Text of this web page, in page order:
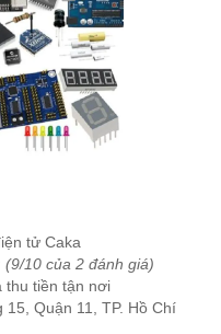
tử Caka
(9/10 của 2 đánh giá)
thu tiền tận nơi
Quận 11, TP. Hồ Chí